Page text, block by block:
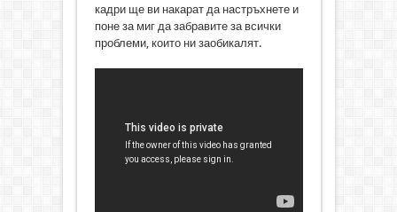
кадри ще ви накарат да настръхнете и
поне за миг да забравите за всички
проблеми, които ни заобикалят.